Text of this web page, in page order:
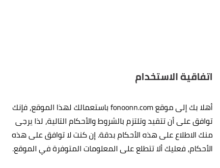
اتفاقية الاستخدام
أهلا بك إلى موقع fonoonn.com باستعمالك لهذا الموقع، فإنك
توافق على أن تتقيد وتلتزم بالشروط والأحكام التالية، لذا يرجى
منك الاطلاع على هذه الأحكام بدقة. إن كنت لا توافق على هذه
الأحكام، فعليك ألا تتطلع على المعلومات المتوفرة في الموقع.